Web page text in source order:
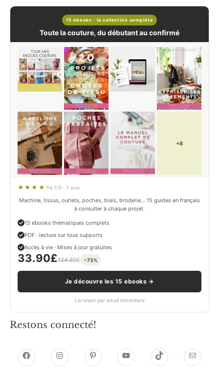
15 ebooks · la collection complète
Toute la couture, du débutant au confirmé
+8
4.7/5 · 7 avis
Machine, tissus, ourlets, poches, biais, broderie… 15 guides en français
à consulter à chaque projet.
15 ebooks thématiques complets
PDF · lecture sur tous supports
Accès à vie · Mises à jour gratuites
33.90£124.82£ −73%
Je découvre les 15 ebooks →
Livraison par email immédiate
Restons connecté!
h
h
P
Y
T
E